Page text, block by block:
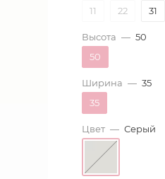
11
22 31
Высота — 50
50
Ширина — 35
35
Цвет — Серый